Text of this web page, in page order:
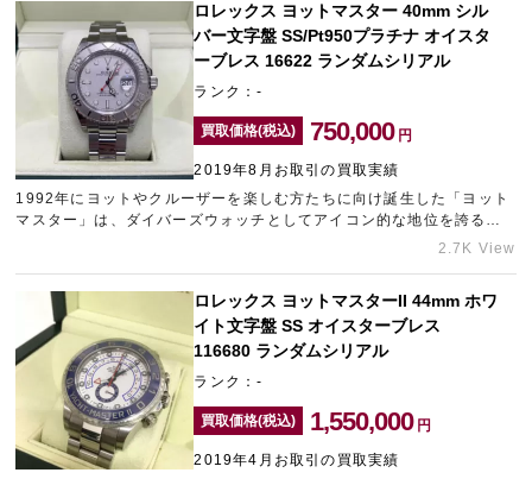
ロレックス ヨットマスター 40mm シル
バー文字盤 SS/Pt950プラチナ オイスタ
ーブレス 16622 ランダムシリアル
ランク：-
買取価格(税込) 750,000 円
2019年8月お取引の買取実績
1992年にヨットやクルーザーを楽しむ方たちに向け誕生した「ヨット
マスター」は、ダイバーズウォッチとしてアイコン的な地位を誇る
「サブマリーナ」に、プラチナ素材による、華やかで上質なラグジュ
2.7K View
ロレックス ヨットマスターII 44mm ホワ
イト文字盤 SS オイスターブレス
116680 ランダムシリアル
ランク：-
買取価格(税込) 1,550,000 円
2019年4月お取引の買取実績